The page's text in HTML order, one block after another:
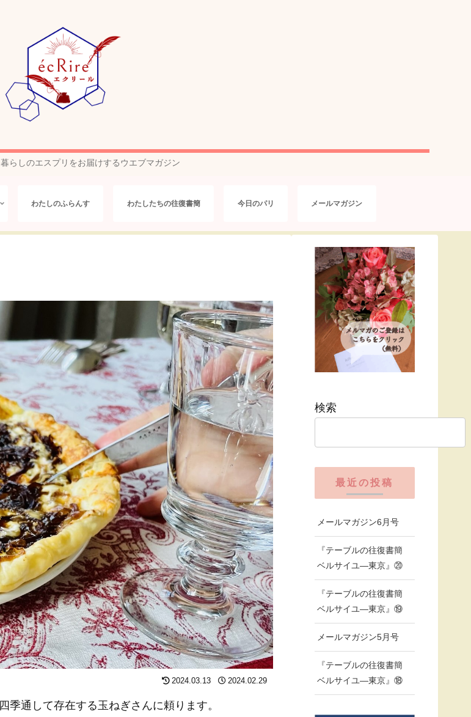
らしのエスプリをお届けするウエブマガジン
わたしのふらんす わたしたちの往復書簡 今日のパリ メールマガジン
2024.03.13 2024.02.29
通して存在する玉ねぎさんに頼ります。
検索
最近の投稿
メールマガジン6月号
『テーブルの往復書簡
ベルサイユ―東京』⑳
『テーブルの往復書簡
ベルサイユ―東京』⑲
メールマガジン5月号
『テーブルの往復書簡
ベルサイユ―東京』⑱